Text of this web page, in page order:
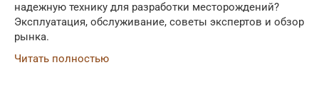
надежную технику для разработки месторождений?
Эксплуатация, обслуживание, советы экспертов и обзор
рынка.
Читать полностью